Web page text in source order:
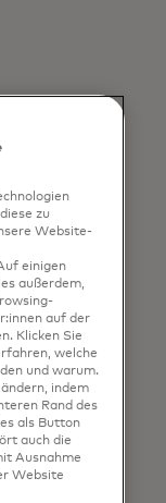
nutzen
zu
Website-
einigen
außerdem,
auf der
Klicken Sie
welche
und warum.
indem
Rand des
als Button
auch die
Ausnahme
Website